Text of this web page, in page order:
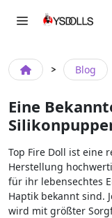
Blog
Eine
Top Fire Doll ist eine
Herstellung
für ihr lebensechtes
Haptik bekannt sind.
wird mit größter